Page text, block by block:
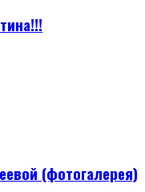
(фотогалерея)